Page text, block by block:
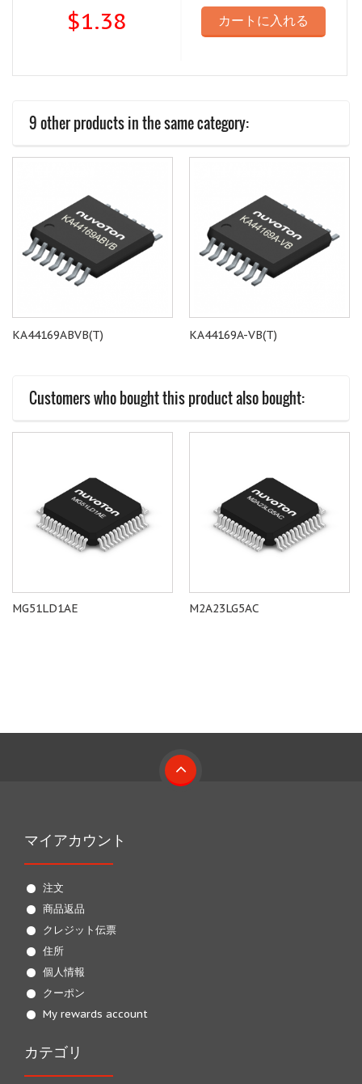
$1.38 カートに入れる
9 other products in the same category:
KA44169ABVB(T) KA44169A-VB(T)
Customers who bought this product also bought:
MG51LD1AE M2A23LG5AC
マイアカウント
注文
商品返品
クレジット伝票
住所
個人情報
クーポン
My rewards account
カテゴリ